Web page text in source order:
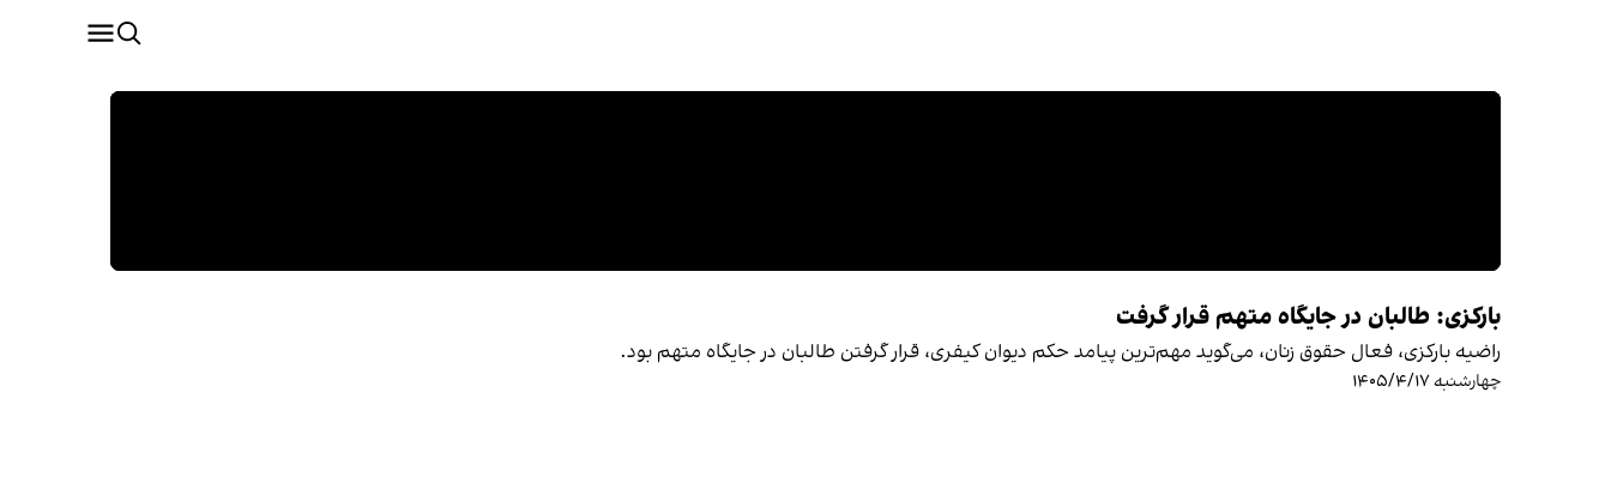
بارکزی: طالبان در جایگاه متهم قرار گرفت
راضیه بارکزی، فعال حقوق زنان، می‌گوید مهم‌ترین پیامد حکم دیوان کیفری، قرار گرفتن طالبان در جایگاه متهم بود.
چهارشنبه ۱۴۰۵/۴/۱۷